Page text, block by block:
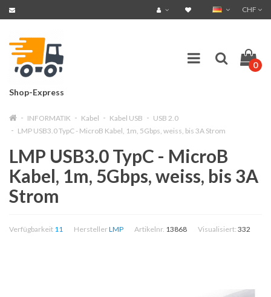
CHF
Shop-Express
0
INFORMATIK Kabel Kabel USB
USB 2.0
LMP USB3.0 TypC - MicroB Kabel, 1m, 5Gbps, weiss, bis 3A Strom
LMP USB3.0 TypC - MicroB
Kabel, 1m, 5Gbps, weiss, bis 3A
Strom
Verfügbarkeit 11 HerstellerLMP Artikelnr. 13868 Visualisiert: 332